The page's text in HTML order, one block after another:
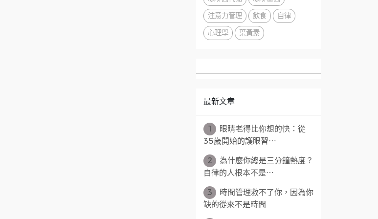
注意力管理
飲食
自律
心理學
葉黃素
最新文章
1
眼睛老得比你想的快：從
35歲開始的護眼習⋯
2
為什麼你總是三分鐘熱度？
自律的人根本不是⋯
3
時間管理救不了你，因為你
缺的從來不是時間